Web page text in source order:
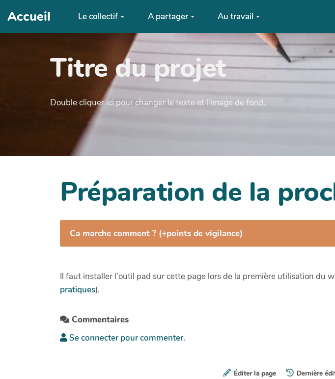
Aller au contenu principal
Accueil Le collectif A partager Au travail
Titre du projet
Double cliquer ici pour changer le texte et l'image de fond.
Préparation de la
Ca marche comment ? (+points de vigilance)
Il faut installer l'outil pad sur cette page lors de la première utilisation du
pratiques).
Commentaires
Se connecter pour commenter.
Éditer la page Dernière